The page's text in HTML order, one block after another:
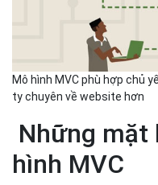
Mô hình MVC phù hợp chủ
ty chuyên về website hơn
Những mặt
hình MVC